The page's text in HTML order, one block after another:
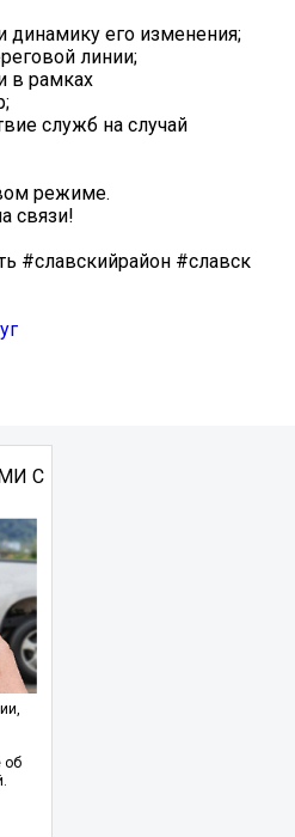
динамику его изменения;
линии;
в рамках
служб на случай
режиме.
связи!
#славскийрайон #славск
С
об